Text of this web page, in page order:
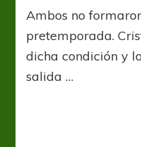
Ambos no
pretemporada.
dicha condición y
salida …